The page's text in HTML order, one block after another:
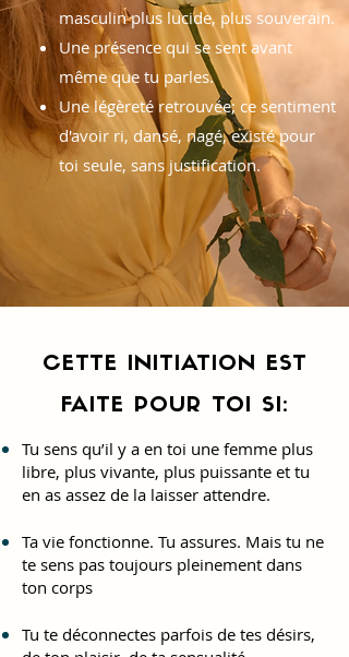
masculin plus lucide, plus souverain.
Une présence qui se sent avant
même que tu parles.
Une légèreté retrouvée; ce sentiment
d'avoir ri, dansé, nagé, existé pour
toi seule, sans justification.
CETTE INITIATION EST
FAITE POUR TOI SI:
Tu sens qu’il y a en toi une femme plus
libre, plus vivante, plus puissante et tu
en as assez de la laisser attendre.
Ta vie fonctionne. Tu assures. Mais tu ne
te sens pas toujours pleinement dans
ton corps
Tu te déconnectes parfois de tes désirs,